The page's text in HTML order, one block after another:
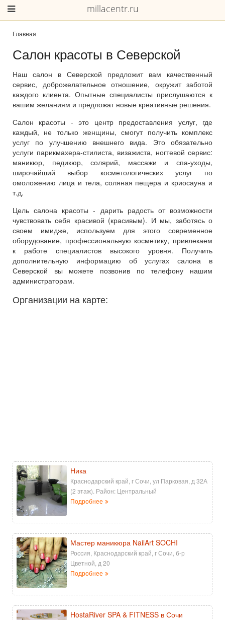
millacentr.ru
Главная
Салон красоты в Северской
Наш салон в Северской предложит вам качественный
сервис, доброжелательное отношение, окружит заботой
каждого клиента. Опытные специалисты прислушаются к
вашим желаниям и предложат новые креативные решения.
Салон красоты - это центр предоставления услуг, где
каждый, не только женщины, смогут получить комплекс
услуг по улучшению внешнего вида. Это обязательно
услуги парикмахера-стилиста, визажиста, ногтевой сервис:
маникюр, педикюр, солярий, массажи и спа-уходы,
широчайший выбор косметологических услуг по
омоложению лица и тела, соляная пещера и криосауна и
т.д.
Цель салона красоты - дарить радость от возможности
чувствовать себя красивой (красивым). И мы, заботясь о
своем имидже, используем для этого современное
оборудование, профессиональную косметику, привлекаем
к работе специалистов высокого уровня. Получить
дополнительную информацию об услугах салона в
Северской вы можете позвонив по телефону нашим
администраторам.
Организации на карте:
Ника
Краснодарский край, г Сочи, ул Парковая, д 32А
(2 этаж). Район: Центральный
Подробнее
Мастер маникюра NailArt SOCHI
Россия, Краснодарский край, г Сочи, б-р
Цветной, д 20
Подробнее
HostaRiver SPA & FITNESS в Сочи